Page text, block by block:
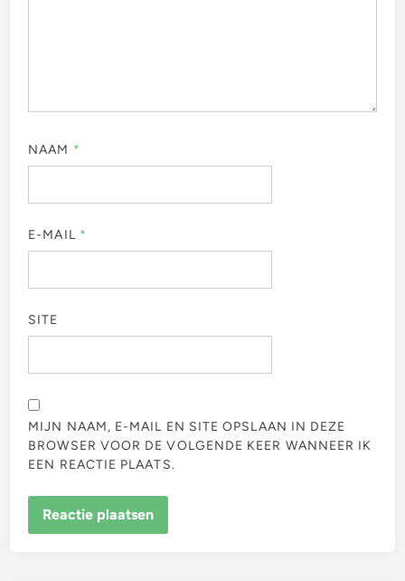
NAAM *
E-MAIL *
SITE
MIJN NAAM, E-MAIL EN SITE OPSLAAN IN DEZE
BROWSER VOOR DE VOLGENDE KEER WANNEER IK
EEN REACTIE PLAATS.